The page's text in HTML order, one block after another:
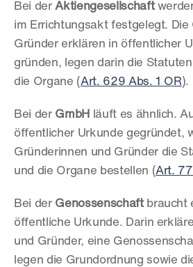
Bei der Aktiengesellschaft
im Errichtungsakt festgelegt. Die
Gründer erklären in öffentlicher
gründen, legen darin die
die Organe (Art. 629 Abs. 1 OR).
Bei der GmbH
läuft es ähnlich.
öffentlicher Urkunde gegründet,
Gründerinnen und Gründer die
und die Organe bestellen (Art.
Bei der Genossenschaft braucht
öffentliche Urkunde. Darin
und Gründer, eine
legen die Grundordnung sowie